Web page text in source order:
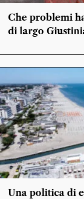
Che problemi
di largo
Una politica di